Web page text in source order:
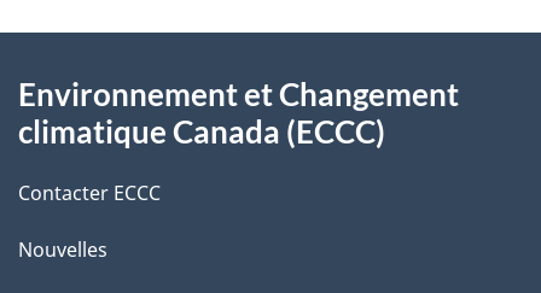
l
s
d
e
l
t
r
r
propos
ce
site
Environnement et Changement
climatique Canada (ECCC)
Contacter ECCC
Nouvelles